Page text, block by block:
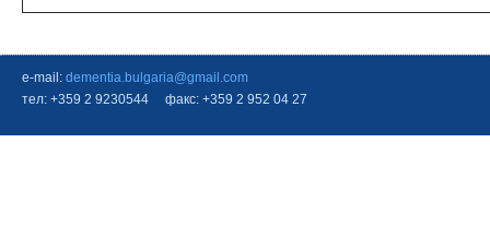
e-mail: dementia.bulgaria@gmail.com
тел: +359 2 9230544 факс: +359 2 952 04 27